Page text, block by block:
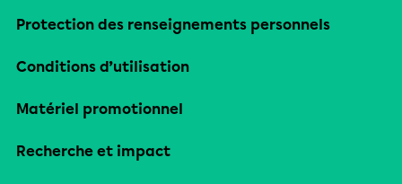
Protection des renseignements personnels
Conditions d’utilisation
Matériel promotionnel
Recherche et impact